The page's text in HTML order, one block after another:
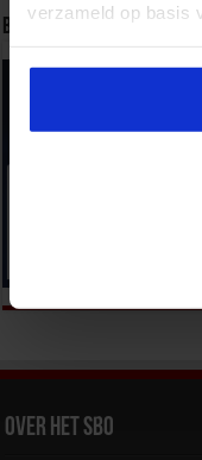
verzameld op basis
Bekijk onze opleidingen
Over het SBO